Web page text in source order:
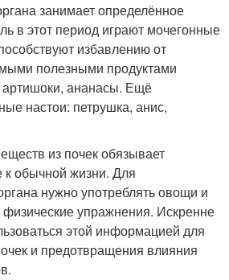
занимает определённое
в этот период играют мочегонные
избавлению от
полезными продуктами
артишоки, ананасы. Ещё
настои: петрушка, анис,
из почек обязывает
к обычной жизни. Для
нужно употреблять овощи и
упражнения. Искренне
этой информацией для
и предотвращения влияния